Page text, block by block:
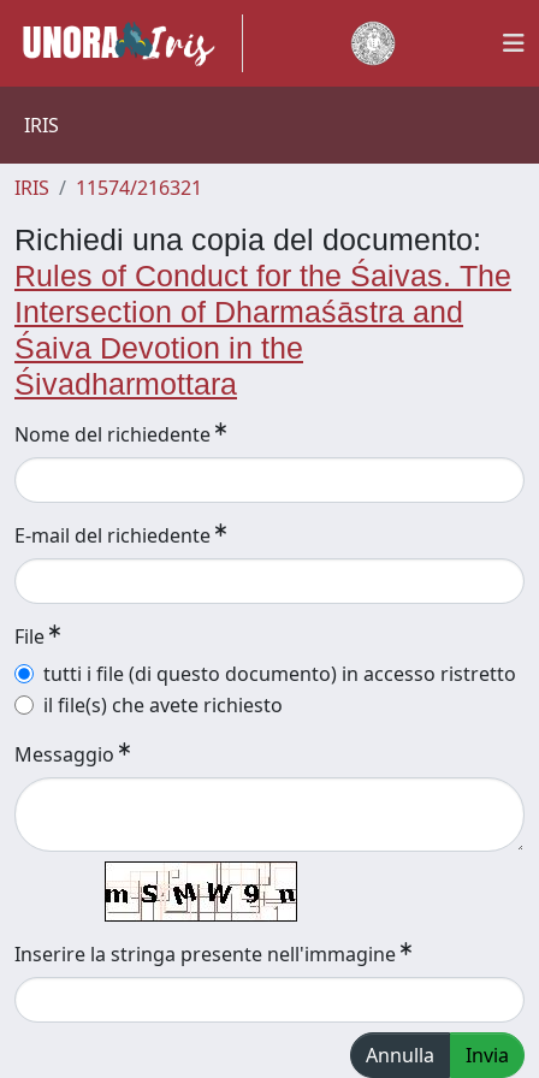
IRIS
IRIS 11574/216321
Richiedi una copia del documento:
Rules of Conduct for the Śaivas. The
Intersection of Dharmaśāstra and
Śaiva Devotion in the
Śivadharmottara
Nome del richiedente
E-mail del richiedente
File
tutti i file (di questo documento) in accesso ristretto
il file(s) che avete richiesto
Messaggio
Inserire la stringa presente nell'immagine
Annulla Invia